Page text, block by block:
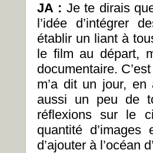
JA : Je te dirais
l’idée d’intégrer
établir un liant à
le film au départ,
documentaire.
m’a dit un jour, en
aussi un peu de
réflexions sur le
quantité
d’ajouter à l’océan